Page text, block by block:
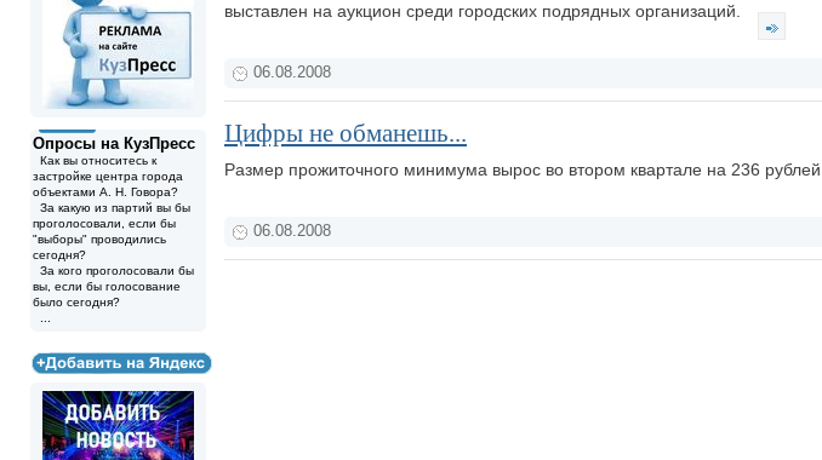
Опросы на КузПресс
Как вы относитесь к
застройке центра города
объектами А. Н. Говора?
За какую из партий вы бы
проголосовали, если бы
"выборы" проводились
сегодня?
За кого проголосовали бы
вы, если бы голосование
было сегодня?
выставлен на аукцион среди городских подрядных организаций.
06.08.2008
Цифры не обманешь...
Размер прожиточного минимума вырос во втором квартале на 236 рублей.
06.08.2008